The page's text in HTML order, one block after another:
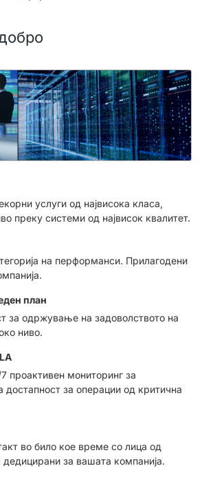
услуги од највисока класа,
преку системи од највисок квалитет.
на перформанси. Прилагодени
план
за одржување на задоволството на
ниво.
проактивен мониторинг за
достапност за операции од критична
во било кое време со лица од
за вашата компанија.